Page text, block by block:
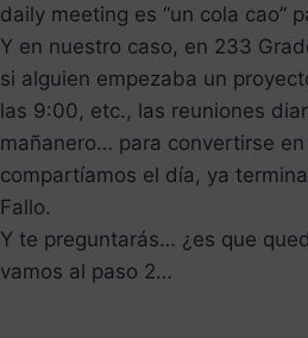
daily meeting es “un cola cao”
Y en nuestro caso, en 233
si alguien empezaba un
las 9:00, etc., las reuniones
mañanero… para convertirse
compartíamos el día, ya
Fallo.
Y te preguntarás… ¿es que
vamos al paso 2…